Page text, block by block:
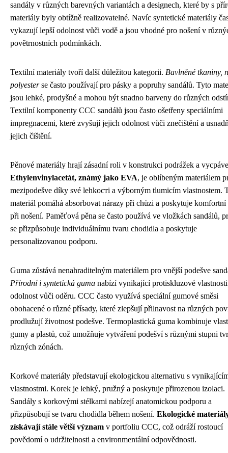
sandály v různých barevných variantách a designech, které by s
materiály byly obtížně realizovatelné. Navíc syntetické materiály
vykazují lepší odolnost vůči vodě a jsou vhodné pro nošení v
povětrnostních podmínkách.
Textilní materiály tvoří další důležitou kategorii. Bavlněné tkaniny,
polyesterse často používají pro pásky a popruhy sandálů. Tyto
jsou lehké, prodyšné a mohou být snadno barveny do různých
Textilní komponenty CCC sandálů jsou často ošetřeny speciálními
impregnacemi, které zvyšují jejich odolnost vůči znečištění a
jejich čištění.
Pěnové materiály hrají zásadní roli v konstrukci podrážek a
Ethylenvinylacetát, známý jako EVA, je oblíbeným materiálem
mezipodešve díky své lehkості a výborným tlumicím vlastnostem.
materiál pomáhá absorbovat nárazy při chůzi a poskytuje
při nošení. Paměťová pěna se často používá ve vložkách sandálů,
se přizpůsobuje individuálnímu tvaru chodidla a poskytuje
personalizovanou podporu.
Guma zůstává nenahraditelným materiálem pro vnější podešve
Přírodní i syntetická guma nabízí vynikající protiskluzové
odolnost vůči oděru. CCC často využívá speciální gumové směsi
obohacené o různé přísady, které zlepšují přilnavost na různých
prodlužují životnost podešve. Termoplastická guma kombinuje
gumy a plastů, což umožňuje vytváření podešví s různými stupni
různých zónách.
Korkové materiály představují ekologickou alternativu s
vlastnostmi. Korek je lehký, pružný a poskytuje přirozenou izolaci.
Sandály s korkovými stélkami nabízejí anatomickou podporu a
přizpůsobují se tvaru chodidla během nošení. Ekologické
získávají stále větší význam v portfoliu CCC, což odráží rostoucí
povědomí o udržitelnosti a environmentální odpovědnosti.